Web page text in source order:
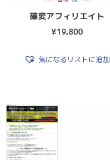
確変アフィリエイト
¥19,800
気になるリストに追加